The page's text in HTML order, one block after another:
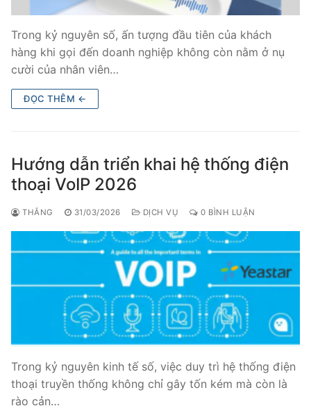
Trong kỷ nguyên số, ấn tượng đầu tiên của khách
hàng khi gọi đến doanh nghiệp không còn nằm ở nụ
cười của nhân viên…
ĐỌC THÊM ←
Hướng dẫn triển khai hệ thống điện
thoại VoIP 2026
THẮNG 31/03/2026 DỊCH VỤ 0 BÌNH LUẬN
Trong kỷ nguyên kinh tế số, việc duy trì hệ thống điện
thoại truyền thống không chỉ gây tốn kém mà còn là
rào cản…